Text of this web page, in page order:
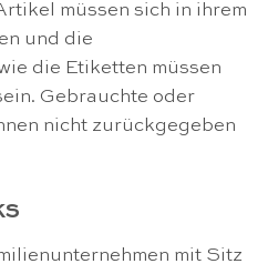
müssen sich in ihrem
und die
die Etiketten müssen
Gebrauchte oder
nicht zurückgegeben
mit Sitz